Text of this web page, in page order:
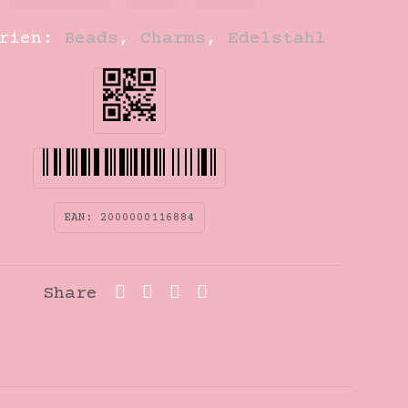
EAN: 2000000116884
Beads , Charms , Edelstahl
Share